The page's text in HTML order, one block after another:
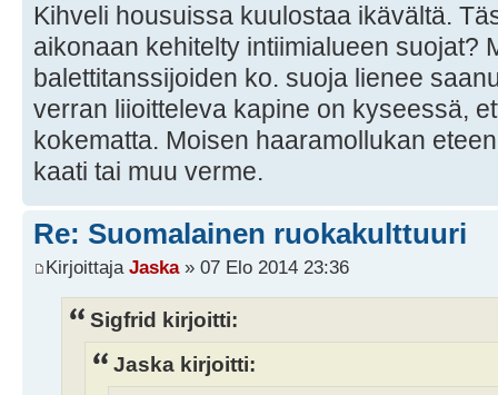
Kihveli housuissa kuulostaa ikävältä.
aikonaan kehitelty intiimialueen suojat?
balettitanssijoiden ko. suoja lienee
verran liioitteleva kapine on kyseessä,
kokematta. Moisen haaramollukan
kaati tai muu verme.
Re: Suomalainen ruokakulttuuri
Kirjoittaja Jaska» 07 Elo 2014 23:36
Sigfrid kirjoitti:
Jaska kirjoitti: